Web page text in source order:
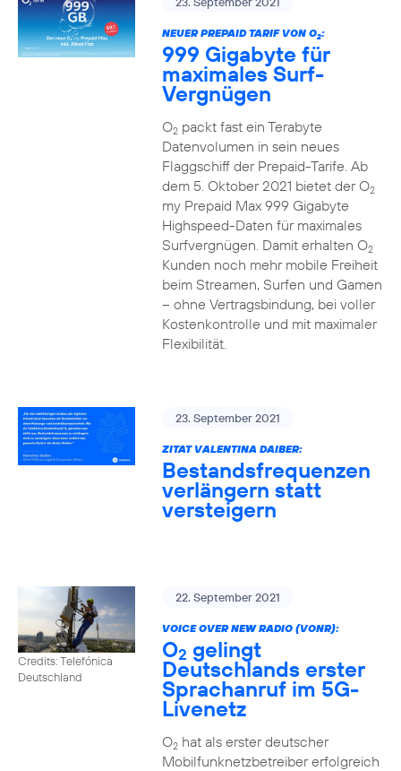
NEUER PREPAID TARIF VON O2:
999 Gigabyte für
maximales Surf-
Vergnügen
O2packt fast ein Terabyte
Datenvolumen in sein neues
Flaggschiff der Prepaid-Tarife. Ab
dem 5. Oktober 2021 bietet der O2
my Prepaid Max 999 Gigabyte
Highspeed-Daten für maximales
Surfvergnügen. Damit erhalten O2
Kunden noch mehr mobile Freiheit
beim Streamen, Surfen und Gamen
– ohne Vertragsbindung, bei voller
Kostenkontrolle und mit maximaler
Flexibilität.
23. September 2021
ZITAT VALENTINA DAIBER:
Bestandsfrequenzen
verlängern statt
versteigern
Credits: Telefónica
Deutschland
22. September 2021
VOICE OVER NEW RADIO (VONR):
O2 gelingt
Deutschlands erster
Sprachanruf im 5G-
Livenetz
O2hat als erster deutscher
Mobilfunknetzbetreiber erfolgreich